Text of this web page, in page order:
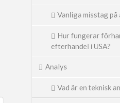
Vanliga misstag på
Hur fungerar
efterhandel i USA?
Analys
Vad är en teknisk